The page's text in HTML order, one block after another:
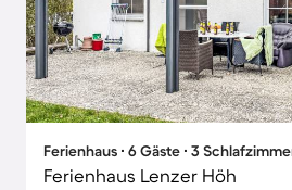
Ferienhaus ∙ 6 Gäste ∙ 3
Ferienhaus Lenzer Höh